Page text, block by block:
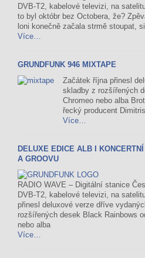
DVB-T2, kabelové televizi, na
to byl októbr bez Octobera, že?
loni konečně začala strmě stoupat,
Více…
GRUNDFUNK 946 MIXTAPE
Začátek října přinesl
skladby z rozšířených
Chromeo nebo alba
řecký producent
Více…
DELUXE EDICE ALB I
A GROOVU
RADIO WAVE – Digitální stanice
DVB-T2, kabelové televizi, na
přinesl deluxové verze dříve
rozšířených desek Black Rainbows
nebo alba
Více…